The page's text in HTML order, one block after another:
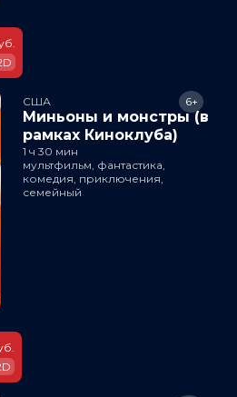
США
Миньоны и монстры (в
рамках Киноклуба)
6+
1 ч 30 мин
мультфильм, фантастика,
комедия, приключения,
семейный